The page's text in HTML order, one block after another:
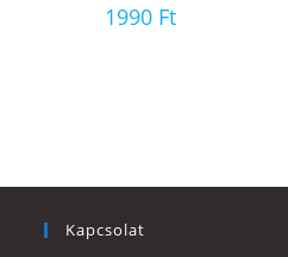
1990 Ft
Kapcsolat